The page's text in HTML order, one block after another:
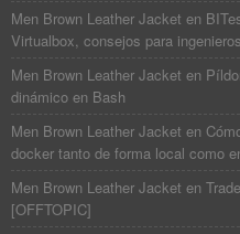
Men Brown Leather Jacket en
Virtualbox, consejos para
Men Brown Leather Jacket en
dinámico en Bash
Men Brown Leather Jacket en
docker tanto de forma local como
Men Brown Leather Jacket en
[OFFTOPIC]